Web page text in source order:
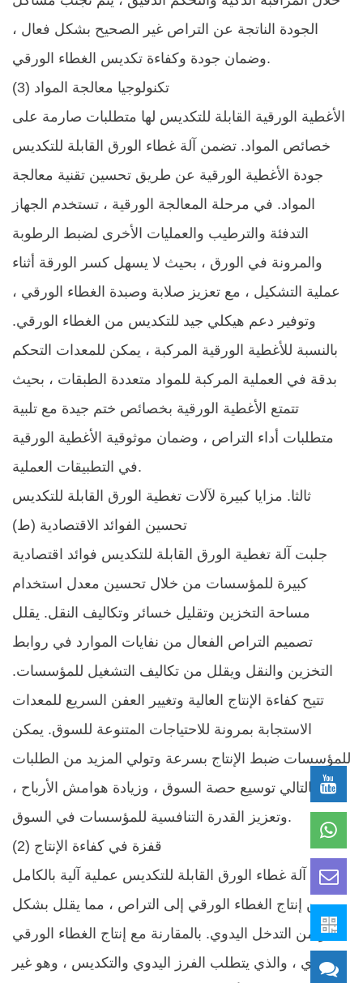
الجودة الناتجة عن التراص غير الصحيح بشكل فعال ،
وضمان جودة وكفاءة تكديس الغطاء الورقي. ​
(3) تكنولوجيا معالجة المواد
الأغطية الورقية القابلة للتكديس لها متطلبات صارمة على
خصائص المواد. تضمن آلة غطاء الورق القابلة للتكديس
جودة الأغطية الورقية عن طريق تحسين تقنية معالجة
المواد. في مرحلة المعالجة الورقية ، تستخدم الجهاز
التدفئة والترطيب والعمليات الأخرى لضبط الرطوبة
والمرونة في الورق ، بحيث لا يسهل كسر الورقة أثناء
عملية التشكيل ، مع تعزيز صلابة وصبدة الغطاء الورقي ،
وتوفير دعم هيكلي جيد للتكديس من الغطاء الورقي.
بالنسبة للأغطية الورقية المركبة ، يمكن للمعدات التحكم
بدقة في العملية المركبة للمواد متعددة الطبقات ، بحيث
تتمتع الأغطية الورقية بخصائص ختم جيدة مع تلبية
متطلبات أداء التراص ، وضمان موثوقية الأغطية الورقية
في التطبيقات العملية. ​
ثالثا. مزايا كبيرة لآلات تغطية الورق القابلة للتكديس
(ط) تحسين الفوائد الاقتصادية
جلبت آلة تغطية الورق القابلة للتكديس فوائد اقتصادية
كبيرة للمؤسسات من خلال تحسين معدل استخدام
مساحة التخزين وتقليل خسائر وتكاليف النقل. يقلل
تصميم التراص الفعال من نفايات الموارد في روابط
التخزين والنقل ويقلل من تكاليف التشغيل للمؤسسات.
تتيح كفاءة الإنتاج العالية وتغيير العفن السريع للمعدات
الاستجابة بمرونة للاحتياجات المتنوعة للسوق. يمكن
للمؤسسات ضبط الإنتاج بسرعة وتولي المزيد من الطلبات
، وبالتالي توسيع حصة السوق ، وزيادة هوامش الأرباح ،
وتعزيز القدرة التنافسية للمؤسسات في السوق. ​
(2) قفزة في كفاءة الإنتاج
يدرك آلة غطاء الورق القابلة للتكديس عملية آلية بالكامل
من إنتاج الغطاء الورقي إلى التراص ، مما يقلل بشكل
كبير من التدخل اليدوي. بالمقارنة مع إنتاج الغطاء الورقي
التقليدي ، والذي يتطلب الفرز اليدوي والتكديس ، وهو غير